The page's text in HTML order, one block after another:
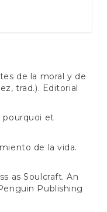
de la moral y de
trad.). Editorial
pourquoi et
de la vida.
as Soulcraft. An
Publishing